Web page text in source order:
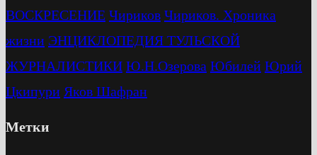
ВОСКРЕСЕНИЕ Чириков Чириков. Хроника
жизни ЭНЦИКЛОПЕДИЯ ТУЛЬСКОЙ
ЖУРНАЛИСТИКИ Ю.Н.Озерова Юбилей Юрий
Цкипури Яков Шафран
Метки